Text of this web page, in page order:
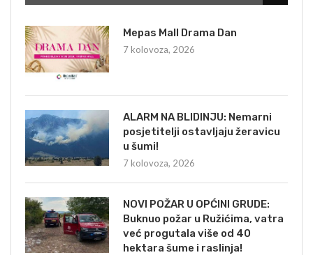
Mepas Mall Drama Dan
7 kolovoza, 2026
ALARM NA BLIDINJU: Nemarni
posjetitelji ostavljaju žeravicu
u šumi!
7 kolovoza, 2026
NOVI POŽAR U OPĆINI GRUDE:
Buknuo požar u Ružićima, vatra
već progutala više od 40
hektara šume i raslinja!